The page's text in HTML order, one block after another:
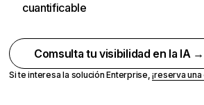
cuantificable
Comsulta tu visibilidad en la IA →
Si te interesa la solución Enterprise,¡reserva